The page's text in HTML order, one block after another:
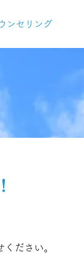
ンセリング
ださい。